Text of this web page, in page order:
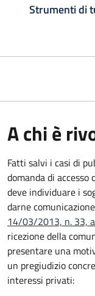
Strumenti di
A chi è
Fatti salvi i casi di
domanda di
deve individuare i
darne
14/03/2013, n. 33,
ricezione della
presentare una
un pregiudizio
interessi privati: